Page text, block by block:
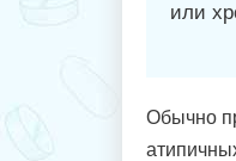
или
Обычно